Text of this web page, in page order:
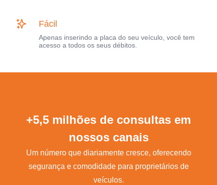
Fácil
Apenas inserindo a placa do seu veículo, você tem
acesso a todos os seus débitos.
+5,5 milhões de consultas em
nossos canais
Um número que diariamente cresce, oferecendo
segurança e comodidade para proprietários de
veículos.